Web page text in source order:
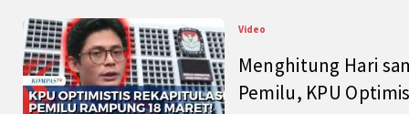
Video
Menghitung Hari
Pemilu, KPU